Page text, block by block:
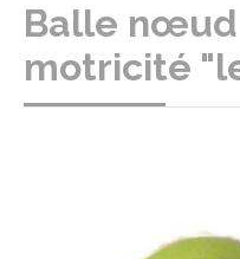
Balle
motricité